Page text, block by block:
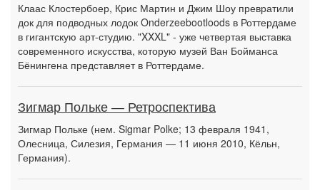
Клаас Клостербоер, Крис Мартин и Джим Шоу превратили
док для подводных лодок Onderzeebootloods в Роттердаме
в гигантскую арт-студию. "XXXL" - уже четвертая выставка
современного искусства, которую музей Ван Бойманса
Бёнингена представляет в Роттердаме.
Зигмар Польке — Ретроспектива
Зигмар Польке (нем. Sigmar Polke; 13 февраля 1941,
Олесница, Силезия, Германия — 11 июня 2010, Кёльн,
Германия).